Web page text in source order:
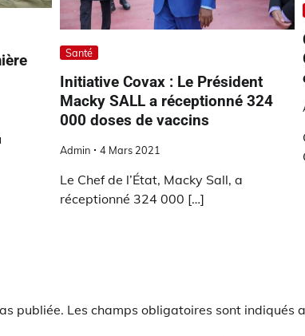
Santé
Initiative Covax : Le Président
Macky SALL a réceptionné 324
000 doses de vaccins
Admin 4 Mars 2021
Le Chef de l’État, Macky Sall, a
réceptionné 324 000 […]
publiée. Les champs obligatoires sont indiqués